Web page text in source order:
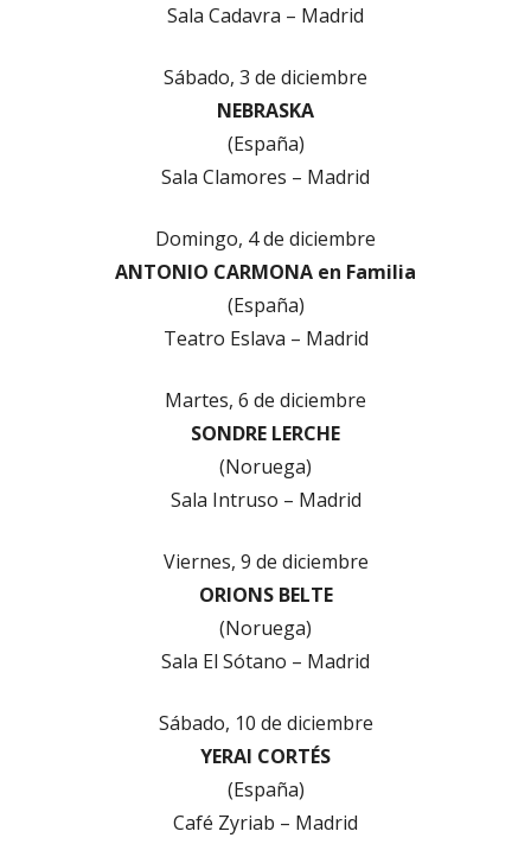
Sala Cadavra – Madrid
Sábado, 3 de diciembre
NEBRASKA
(España)
Sala Clamores – Madrid
Domingo, 4 de diciembre
ANTONIO CARMONA en Familia
(España)
Teatro Eslava – Madrid
Martes, 6 de diciembre
SONDRE LERCHE
(Noruega)
Sala Intruso – Madrid
Viernes, 9 de diciembre
ORIONS BELTE
(Noruega)
Sala El Sótano – Madrid
Sábado, 10 de diciembre
YERAI CORTÉS
(España)
Café Zyriab – Madrid